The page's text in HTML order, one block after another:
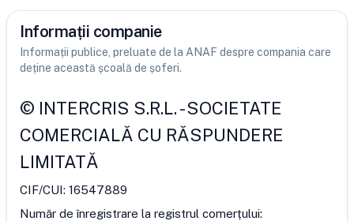
Informații companie
Informații publice, preluate de la ANAF despre compania care
deține această școală de șoferi.
© INTERCRIS S.R.L.-SOCIETATE
COMERCIALĂ CU RĂSPUNDERE
LIMITATĂ
CIF/CUI: 16547889
Număr de înregistrare la registrul comerțului: